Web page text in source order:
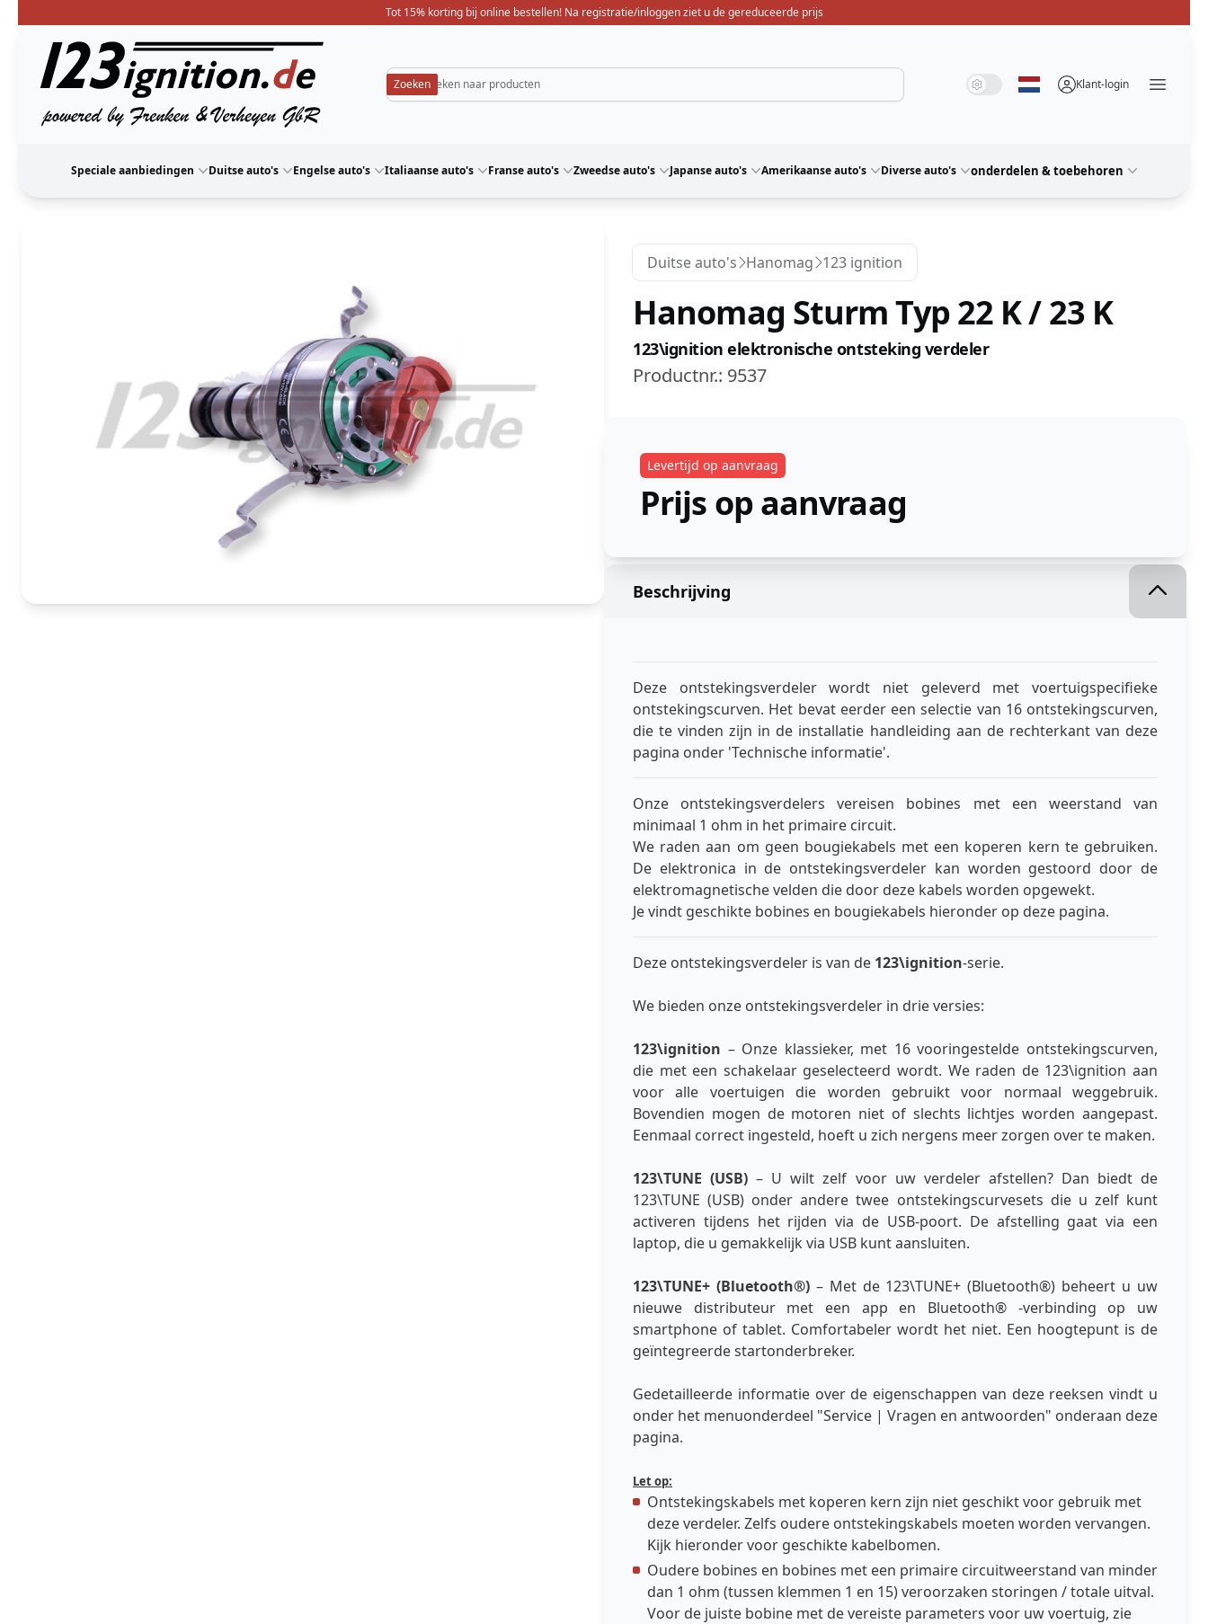
Tot 15% korting bij online bestellen! Na registratie/inloggen ziet u de gereduceerde prijs
123ignition
Systeemmodus
Lichte modus
Donkere modus
Selecteer taal
Klant-login Menü
Speciale aanbiedingen Duitse auto's Engelse auto's Italiaanse auto's Franse auto's Zweedse auto's Japanse auto's Amerikaanse auto's Diverse auto's onderdelen & toebehoren
Duitse auto's Hanomag 123 ignition
Hanomag Sturm Typ 22 K / 23 K
123\ignition elektronische ontsteking verdeler
Productnr.: 9537
Levertijd op aanvraag
Prijs op aanvraag
Beschrijving
Deze ontstekingsverdeler wordt niet geleverd met voertuigspecifieke
ontstekingscurven. Het bevat eerder een selectie van 16 ontstekingscurven,
die te vinden zijn in de installatie handleiding aan de rechterkant van deze
pagina onder 'Technische informatie'.
Onze ontstekingsverdelers vereisen bobines met een weerstand van
minimaal 1 ohm in het primaire circuit.
We raden aan om geen bougiekabels met een koperen kern te gebruiken.
De elektronica in de ontstekingsverdeler kan worden gestoord door de
elektromagnetische velden die door deze kabels worden opgewekt.
Je vindt geschikte bobines en bougiekabels hieronder op deze pagina.
Deze ontstekingsverdeler is van de 123\ignition-serie.
We bieden onze ontstekingsverdeler in drie versies:
123\ignition – Onze klassieker, met 16 vooringestelde ontstekingscurven,
die met een schakelaar geselecteerd wordt. We raden de 123\ignition aan
voor alle voertuigen die worden gebruikt voor normaal weggebruik.
Bovendien mogen de motoren niet of slechts lichtjes worden aangepast.
Eenmaal correct ingesteld, hoeft u zich nergens meer zorgen over te maken.
123\TUNE (USB) – U wilt zelf voor uw verdeler afstellen? Dan biedt de
123\TUNE (USB) onder andere twee ontstekingscurvesets die u zelf kunt
activeren tijdens het rijden via de USB-poort. De afstelling gaat via een
laptop, die u gemakkelijk via USB kunt aansluiten.
123\TUNE+ (Bluetooth®)– Met de 123\TUNE+ (Bluetooth®) beheert u uw
nieuwe distributeur met een app en Bluetooth® -verbinding op uw
smartphone of tablet. Comfortabeler wordt het niet. Een hoogtepunt is de
geïntegreerde startonderbreker.
Gedetailleerde informatie over de eigenschappen van deze reeksen vindt u
onder het menuonderdeel "Service | Vragen en antwoorden" onderaan deze
pagina.
Let op:
Ontstekingskabels met koperen kern zijn niet geschikt voor gebruik met
deze verdeler. Zelfs oudere ontstekingskabels moeten worden vervangen.
Kijk hieronder voor geschikte kabelbomen.
Oudere bobines en bobines met een primaire circuitweerstand van minder
dan 1 ohm (tussen klemmen 1 en 15) veroorzaken storingen / totale uitval.
Voor de juiste bobine met de vereiste parameters voor uw voertuig, zie